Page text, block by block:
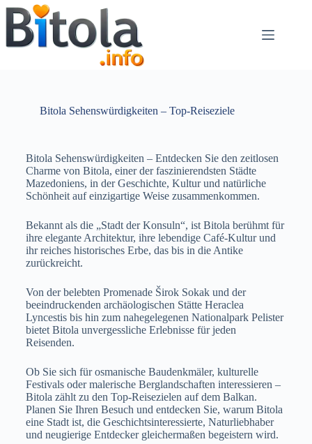
Bitola Sehenswürdigkeiten – Top-Reiseziele
Bitola Sehenswürdigkeiten – Entdecken Sie den zeitlosen
Charme von Bitola, einer der faszinierendsten Städte
Mazedoniens, in der Geschichte, Kultur und natürliche
Schönheit auf einzigartige Weise zusammenkommen.
Bekannt als die „Stadt der Konsuln“, ist Bitola berühmt für
ihre elegante Architektur, ihre lebendige Café-Kultur und
ihr reiches historisches Erbe, das bis in die Antike
zurückreicht.
Von der belebten Promenade Širok Sokak und der
beeindruckenden archäologischen Stätte Heraclea
Lyncestis bis hin zum nahegelegenen Nationalpark Pelister
bietet Bitola unvergessliche Erlebnisse für jeden
Reisenden.
Ob Sie sich für osmanische Baudenkmäler, kulturelle
Festivals oder malerische Berglandschaften interessieren –
Bitola zählt zu den Top-Reisezielen auf dem Balkan.
Planen Sie Ihren Besuch und entdecken Sie, warum Bitola
eine Stadt ist, die Geschichtsinteressierte, Naturliebhaber
und neugierige Entdecker gleichermaßen begeistern wird.